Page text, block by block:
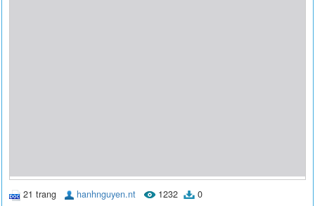
21 trang hanhnguyen.nt 1232 0